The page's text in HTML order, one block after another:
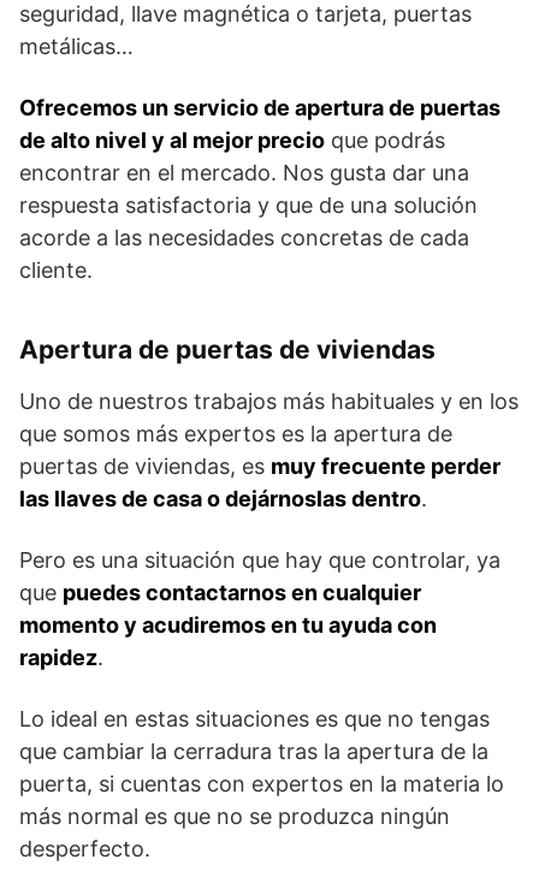
seguridad, llave magnética o tarjeta, puertas
metálicas…
Ofrecemos un servicio de apertura de puertas
de alto nivel y al mejor precio que podrás
encontrar en el mercado. Nos gusta dar una
respuesta satisfactoria y que de una solución
acorde a las necesidades concretas de cada
cliente.
Apertura de puertas de viviendas
Uno de nuestros trabajos más habituales y en los
que somos más expertos es la apertura de
puertas de viviendas, es muy frecuente perder
las llaves de casa o dejárnoslas dentro.
Pero es una situación que hay que controlar, ya
que puedes contactarnos en cualquier
momento y acudiremos en tu ayuda con
rapidez.
Lo ideal en estas situaciones es que no tengas
que cambiar la cerradura tras la apertura de la
puerta, si cuentas con expertos en la materia lo
más normal es que no se produzca ningún
desperfecto.